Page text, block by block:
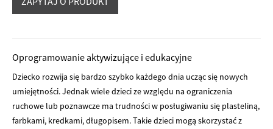
Oprogramowanie aktywizujące i edukacyjne
Dziecko rozwija się bardzo szybko każdego dnia ucząc się nowych
umiejętności. Jednak wiele dzieci ze względu na ograniczenia
ruchowe lub poznawcze ma trudności w posługiwaniu się plasteliną,
farbkami, kredkami, długopisem. Takie dzieci mogą skorzystać z